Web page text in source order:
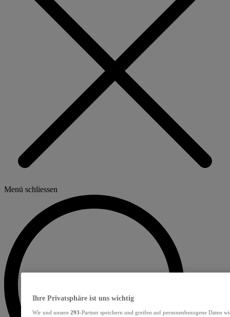
Menü schliessen
Ihre Privatsphäre ist uns wichtig
Wir und unsere 293-Partner speichern und greifen auf personenbezogene Daten